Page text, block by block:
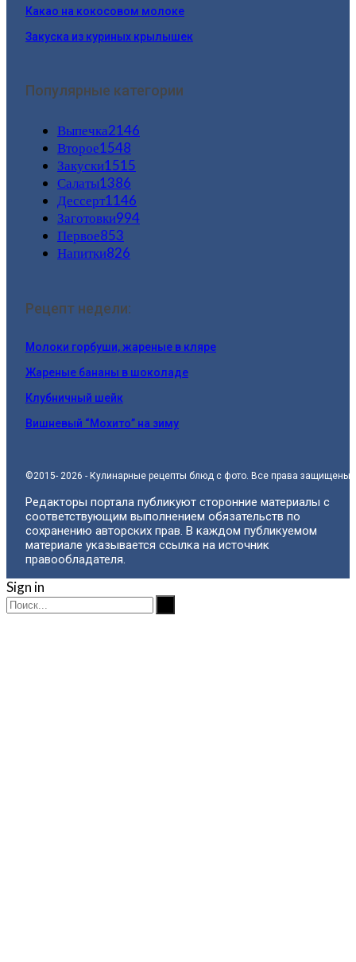
Какао на кокосовом молоке
Закуска из куриных крылышек
Популярные категории
Выпечка2146
Второе1548
Закуски1515
Салаты1386
Дессерт1146
Заготовки994
Первое853
Напитки826
Рецепт недели:
Молоки горбуши, жареные в кляре
Жареные бананы в шоколаде
Клубничный шейк
Вишневый “Мохито” на зиму
©2015- 2026 - Кулинарные рецепты блюд с фото. Все права защищены.
Редакторы портала публикуют сторонние материалы с
соответствующим выполнением обязательств по
сохранению авторских прав. В каждом публикуемом
материале указывается ссылка на источник
правообладателя.
Sign in